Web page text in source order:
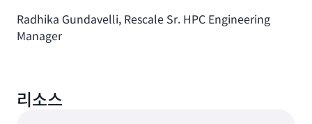
Radhika Gundavelli, Rescale Sr. HPC Engineering
Manager
리소스